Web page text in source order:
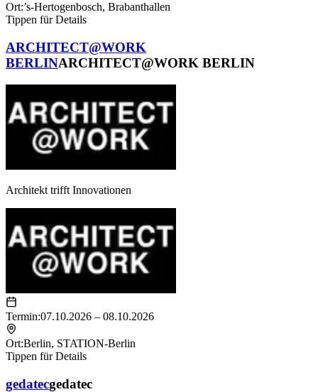
Ort:’s-Hertogenbosch, Brabanthallen
Tippen für Details
ARCHITECT@WORK
BERLINARCHITECT@WORK BERLIN
Architekt trifft Innovationen
Termin:07.10.2026 – 08.10.2026
Ort:Berlin, STATION-Berlin
Tippen für Details
gedatecgedatec